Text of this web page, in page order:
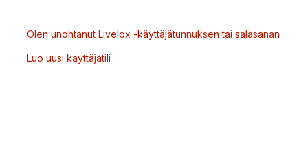
Olen unohtanut Livelox -käyttäjätunnuksen tai salasanan
Luo uusi käyttäjätili